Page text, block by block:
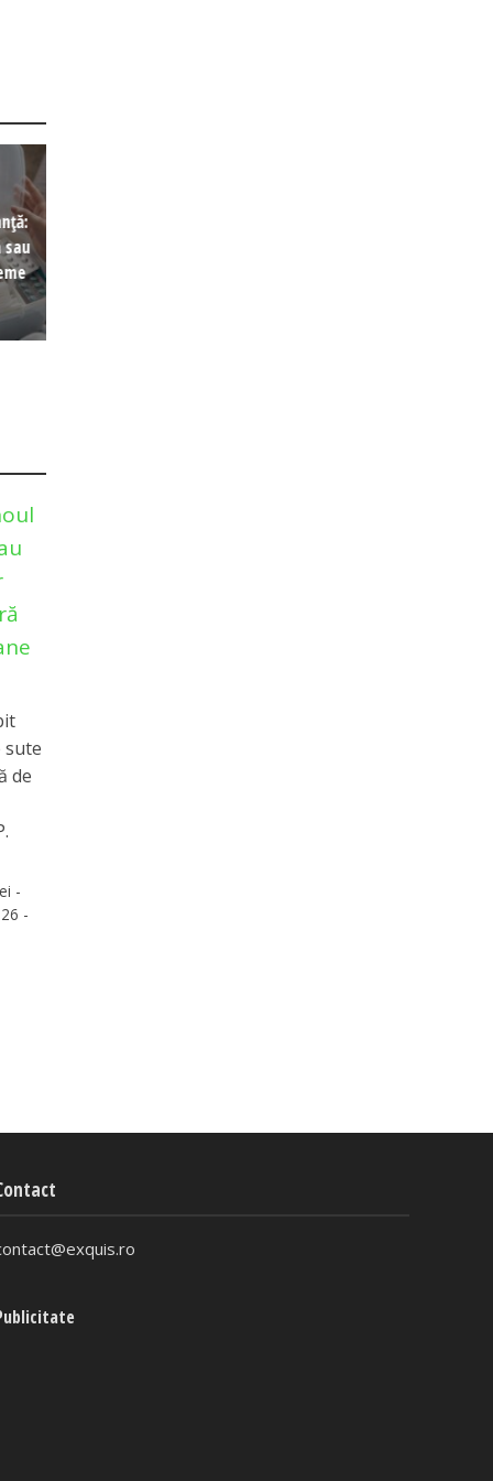
sau
sute
de
-
-